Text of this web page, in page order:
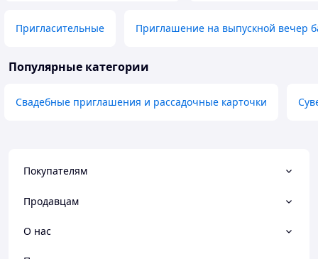
Пригласительные Приглашение на выпускной вечер
Популярные категории
Свадебные приглашения и рассадочные карточки
Покупателям
Продавцам
О нас